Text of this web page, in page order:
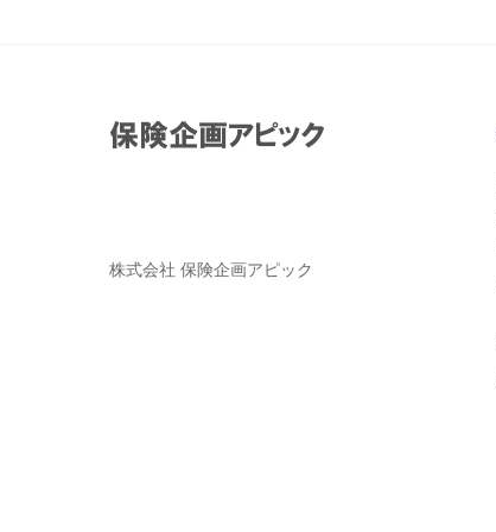
株式会社 保険企画アピック